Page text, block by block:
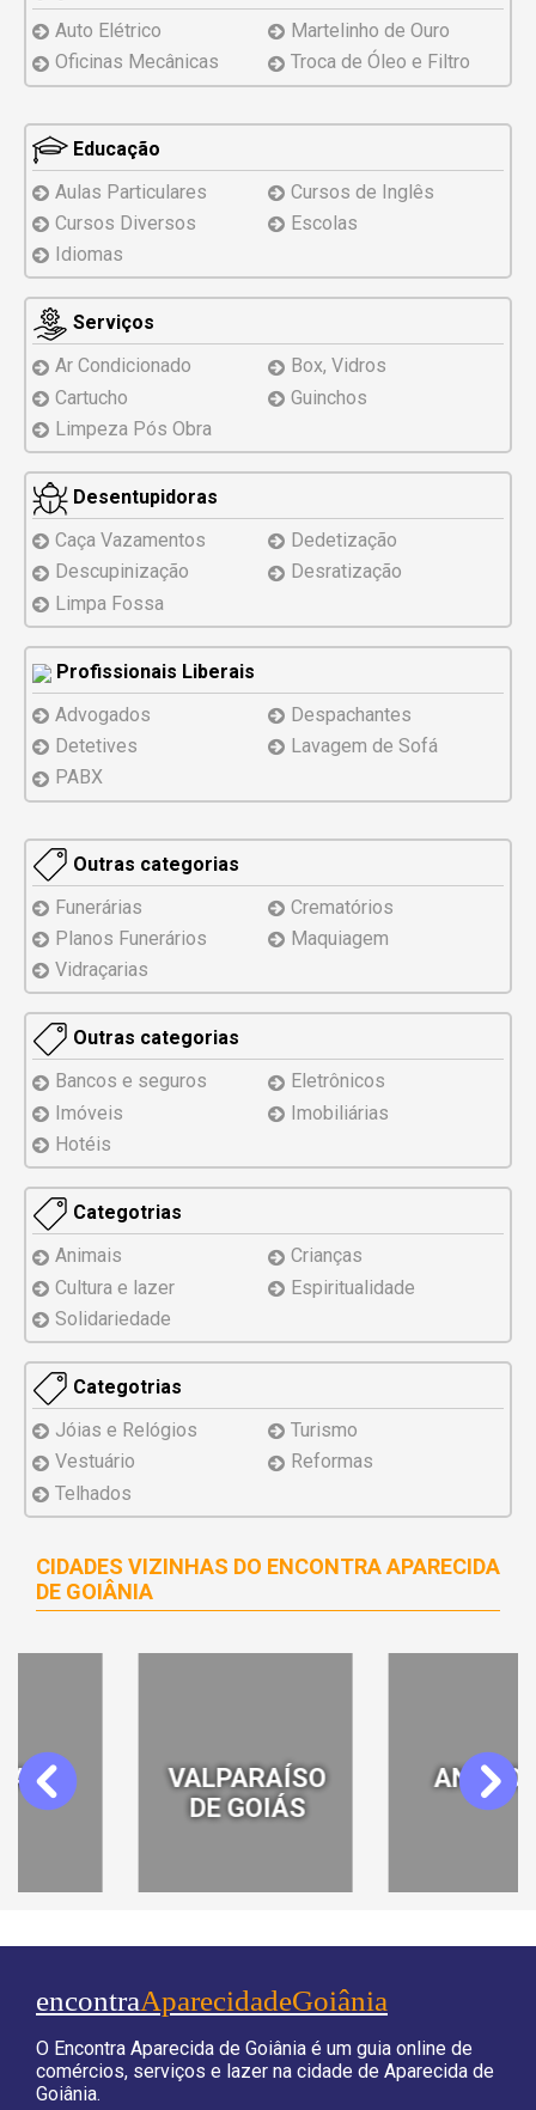
Auto Elétrico
Martelinho de Ouro
Oficinas Mecânicas
Troca de Óleo e Filtro
Educação
Aulas Particulares
Cursos de Inglês
Cursos Diversos
Escolas
Idiomas
Serviços
Ar Condicionado
Box, Vidros
Cartucho
Guinchos
Limpeza Pós Obra
Desentupidoras
Caça Vazamentos
Dedetização
Descupinização
Desratização
Limpa Fossa
Profissionais Liberais
Advogados
Despachantes
Detetives
Lavagem de Sofá
PABX
Outras categorias
Funerárias
Crematórios
Planos Funerários
Maquiagem
Vidraçarias
Outras categorias
Bancos e seguros
Eletrônicos
Imóveis
Imobiliárias
Hotéis
Categotrias
Animais
Crianças
Cultura e lazer
Espiritualidade
Solidariedade
Categotrias
Jóias e Relógios
Turismo
Vestuário
Reformas
Telhados
CIDADES VIZINHAS DO ENCONTRA APARECIDA
DE GOIÂNIA
Previous ANÁPOLIS
CENTRO DE
Next
encontraAparecidadeGoiânia
O Encontra Aparecida de Goiânia é um guia online de
comércios, serviços e lazer na cidade de Aparecida de
Goiânia.